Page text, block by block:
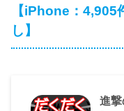
【iPhone：
し】
進